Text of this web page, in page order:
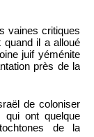
vaines critiques
quand il a alloué
juif yéménite
près de la
de coloniser
ont quelque
de la